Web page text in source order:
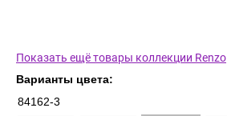
Показать ещё товары коллекции Renzo
Варианты цвета:
84162-3